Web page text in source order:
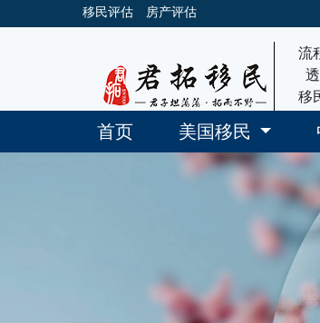
移民评估 房产评估
流
移
首页 美国移民